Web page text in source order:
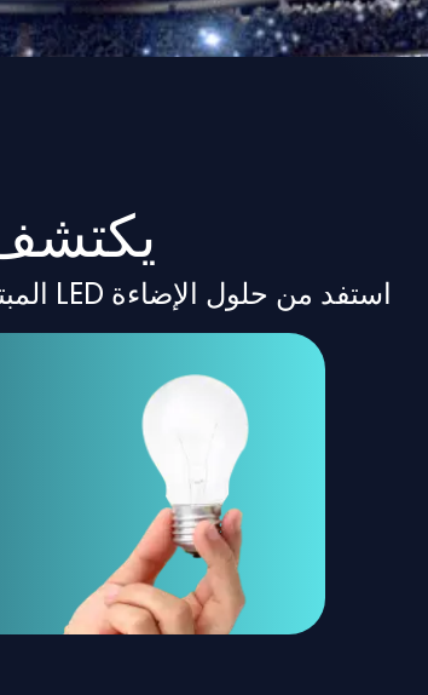
استفد من حلول الإضاءة LED المبتكرة التي توفر الأداء الأمثل والمتانة الاستثنائية.